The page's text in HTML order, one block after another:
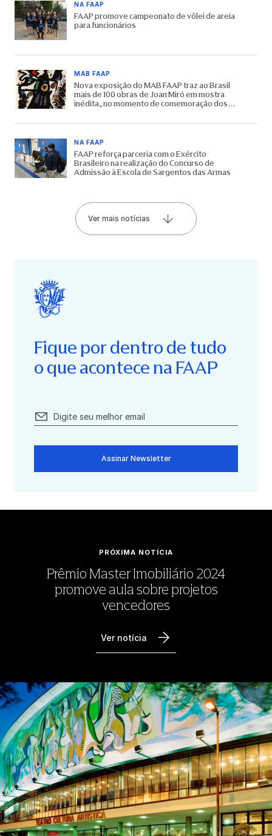
NA FAAP
FAAP promove campeonato de vôlei de areia
para funcionários
MAB FAAP
Nova exposição do MAB FAAP traz ao Brasil
mais de 100 obras de Joan Miró em mostra
inédita, no momento de comemoração dos
NA FAAP
FAAP reforça parceria com o Exército
Brasileiro na realização do Concurso de
Admissão à Escola de Sargentos das Armas
Ver mais notícias
Fique por dentro de tudo
o que acontece na FAAP
Assinar Newsletter
PRÓXIMA NOTÍCIA
Prêmio Master Imobiliário 2024
promove aula sobre projetos
vencedores
Ver notícia